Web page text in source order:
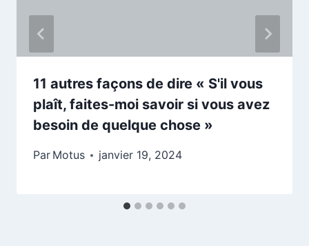
11 autres façons de dire « S'il vous
plaît, faites-moi savoir si vous avez
besoin de quelque chose »
Par Motus janvier 19, 2024